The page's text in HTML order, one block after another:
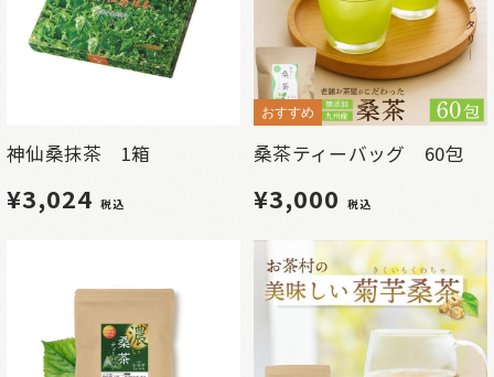
神仙桑抹茶 1箱
¥3,024 税込
おすすめ
桑茶ティーバッグ 60包
¥3,000 税込